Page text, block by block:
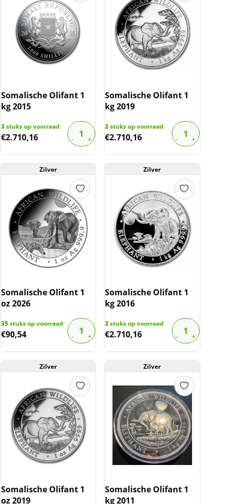
Somalische Olifant 1
kg 2015
3stuks op voorraad
€2.710,16
Somalische Olifant 1
kg 2019
2stuks op voorraad
€2.710,16
Zilver
Somalische Olifant 1
oz 2026
35stuks op voorraad
€90,54
Zilver
Somalische Olifant 1
kg 2016
3stuks op voorraad
€2.710,16
Zilver
Somalische Olifant 1
oz 2019
Zilver
Somalische Olifant 1
kg 2011